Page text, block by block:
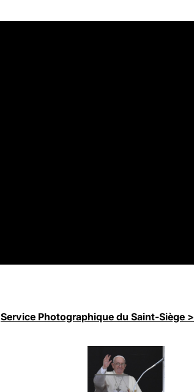
Service Photographique du Saint-Siège >